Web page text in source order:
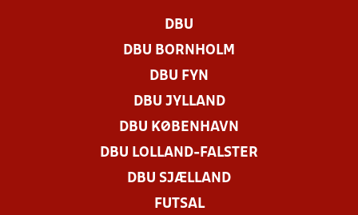
DBU
DBU BORNHOLM
DBU FYN
DBU JYLLAND
DBU KØBENHAVN
DBU LOLLAND-FALSTER
DBU SJÆLLAND
FUTSAL